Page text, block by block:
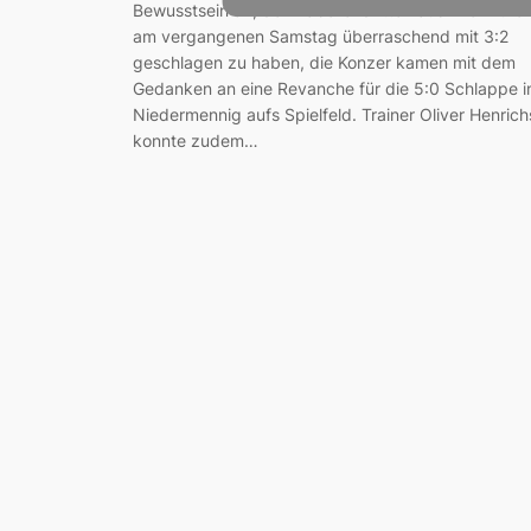
Bewusstsein an, den Tabellendritten aus Trier-Euren
am vergangenen Samstag überraschend mit 3:2
geschlagen zu haben, die Konzer kamen mit dem
Gedanken an eine Revanche für die 5:0 Schlappe
Niedermennig aufs Spielfeld. Trainer Oliver
konnte zudem…